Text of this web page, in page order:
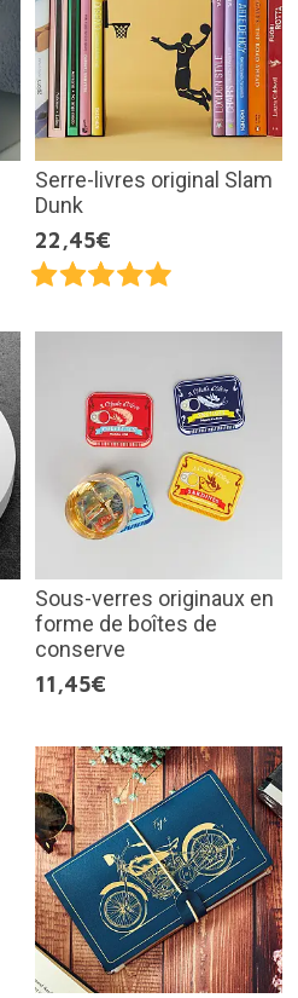
Serre-livres original Slam
Dunk
22,45€
Sous-verres originaux en
forme de boîtes de
conserve
11,45€